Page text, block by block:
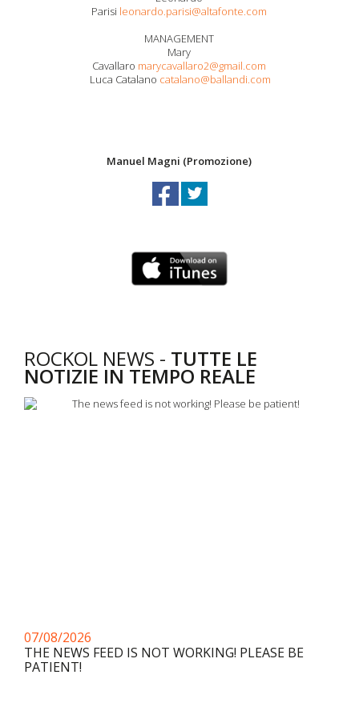
Parisi leonardo.parisi@altafonte.com
MANAGEMENT
Mary
Cavallaro marycavallaro2@gmail.com
Luca Catalano catalano@ballandi.com
Manuel Magni (Promozione)
ROCKOL NEWS - TUTTE LE
NOTIZIE IN TEMPO REALE
07/08/2026
THE NEWS FEED IS NOT WORKING! PLEASE BE
PATIENT!